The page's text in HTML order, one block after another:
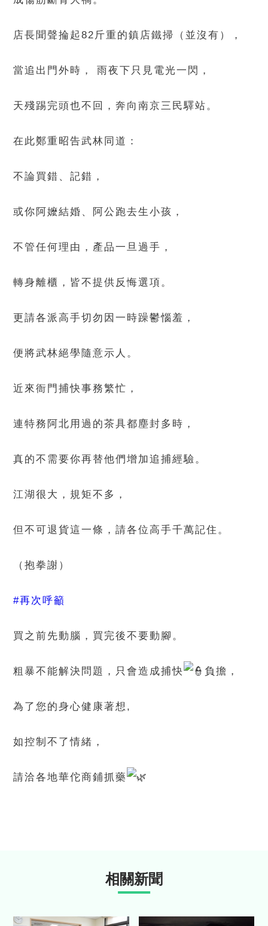
店長聞聲掄起82斤重的鎮店鐵掃（並沒有），
當追出門外時， 雨夜下只見電光一閃，
天殘踢完頭也不回，奔向南京三民驛站。
在此鄭重昭告武林同道：
不論買錯、記錯，
或你阿嬤結婚、阿公跑去生小孩，
不管任何理由，產品一旦過手，
轉身離櫃，皆不提供反悔選項。
更請各派高手切勿因一時躁鬱惱羞，
便將武林絕學隨意示人。
近來衙門捕快事務繁忙，
連特務阿北用過的茶具都塵封多時，
真的不需要你再替他們增加追捕經驗。
江湖很大，規矩不多，
但不可退貨這一條，請各位高手千萬記住。
（抱拳謝）
#再次呼籲
買之前先動腦，買完後不要動腳。
粗暴不能解決問題，只會造成捕快 負擔，
為了您的身心健康著想,
如控制不了情緒，
請洽各地華佗商鋪抓藥
相關新聞